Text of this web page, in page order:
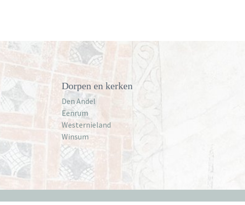
Dorpen en kerken
Den Andel
Eenrum
Westernieland
Winsum